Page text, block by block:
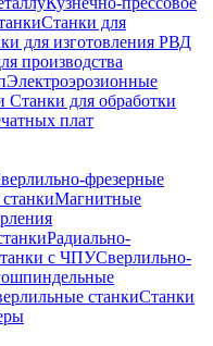
Станки для
для изготовления РВД
производства
Электроэрозионные
Станки для обработки
плат
фрезерные
Магнитные
Радиально-
с ЧПУСверлильно-
станкиСтанки